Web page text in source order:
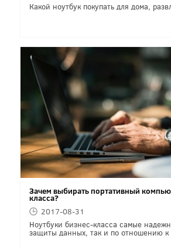
Какой ноутбук покупать для дома,
Зачем выбирать портативный
класса?
2017-08-31
Ноутбуки бизнес-класса самые
защиты данных, так и по отношению к